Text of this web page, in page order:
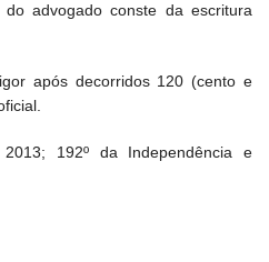
advogado conste da escritura
após decorridos 120 (cento e
192º da Independência e